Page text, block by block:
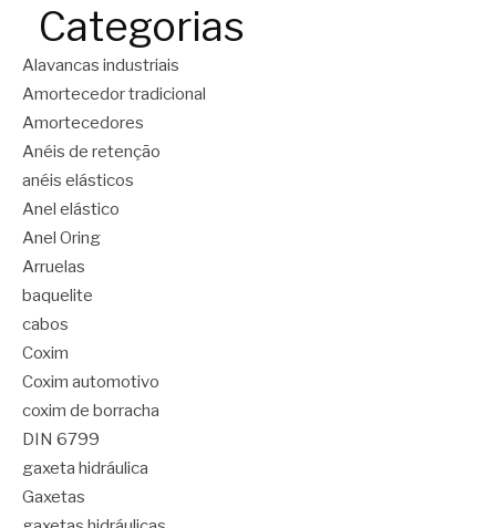
Categorias
Alavancas industriais
Amortecedor tradicional
Amortecedores
Anéis de retenção
anéis elásticos
Anel elástico
Anel Oring
Arruelas
baquelite
cabos
Coxim
Coxim automotivo
coxim de borracha
DIN 6799
gaxeta hidráulica
Gaxetas